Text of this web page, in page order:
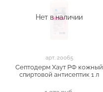
Нет в наличии
арт. 20065
Септодерм Хаут РФ кожный
спиртовой антисептик 1 л